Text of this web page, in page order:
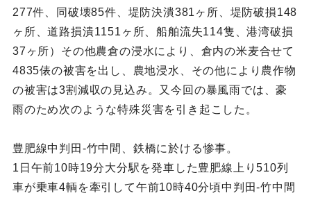
277件、同破壊85件、堤防決潰381ヶ所、堤防破損148
ヶ所、道路損潰1151ヶ所、船舶流失114隻、港湾破損
37ヶ所）その他農倉の浸水により、倉内の米麦合せて
4835俵の被害を出し、農地浸水、その他により農作物
の被害は3割減収の見込み。又今回の暴風雨では、豪
雨のため次のような特殊災害を引き起こした。
豊肥線中判田‐竹中間、鉄橋に於ける惨事。
1日午前10時19分大分駅を発車した豊肥線上り510列
車が乗車4輌を牽引して午前10時40分頃中判田‐竹中間